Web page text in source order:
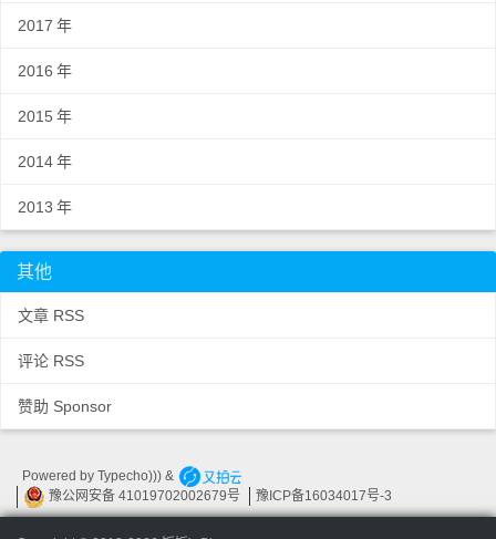
2017 年
2016 年
2015 年
2014年
2013 年
其他
文章 RSS
评论 RSS
赞助 Sponsor
Powered by Typecho))) &
豫公网安备 41019702002679号 豫 ICP备16034017号-3